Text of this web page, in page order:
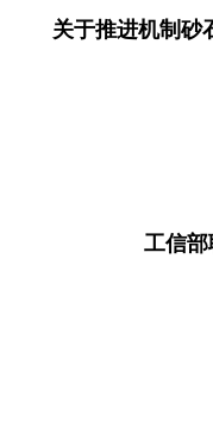
关于推进机制砂
工信部